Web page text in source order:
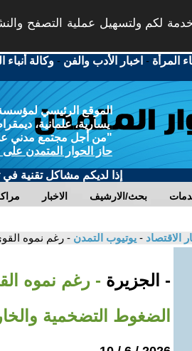
لكم ولتسهيل عملية التصفح
المرأة - اخبار الأدب والفن -وكالة أنباء
الموقع الرئيسي
يسارية، علمانية،
"من أجل مجتمع مدني
حاز الحوار المتمدن على
إذا لديكم مشاكل تقنية في
الاخبار بحث/الارشيف
الاقتصاد - يوتيوب التمدن - رغم نموه
- الجزيرة - رغم نموه
الضغوط التضخمية